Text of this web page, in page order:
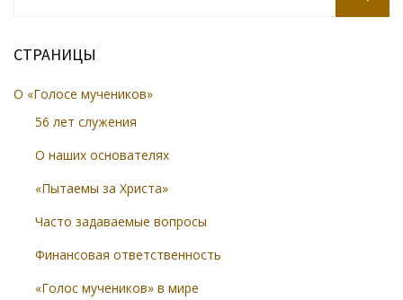
СТРАНИЦЫ
О «Голосе мучеников»
56 лет служения
О наших основателях
«Пытаемы за Христа»
Часто задаваемые вопросы
Финансовая ответственность
«Голос мучеников» в мире